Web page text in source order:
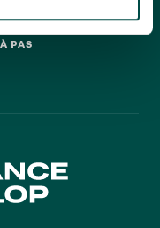
PRIX DE PARIS -
PRIX DE PARIS -
PAS